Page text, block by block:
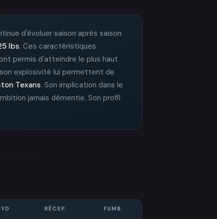
d'évoluer saison après saison.
lbs. Ces caractéristiques
permis d'atteindre le plus haut
explosivité lui permettent de
Texans. Son implication dans le
jamais démentie. Son profil
RÉCEP. FUMB.